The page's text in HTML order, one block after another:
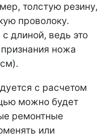
толстую резину,
проволоку.
длиной, ведь это
ножа
с расчетом
можно будет
ремонтные
или